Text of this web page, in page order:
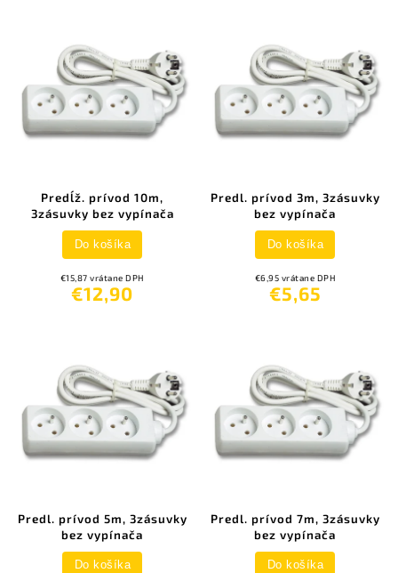
Predĺž. prívod 10m,
3zásuvky bez vypínača
€15,87 vrátane DPH
€12,90
Do košíka
Predl. prívod 3m, 3zásuvky
bez vypínača
€6,95 vrátane DPH
€5,65
Do košíka
Predl. prívod 5m, 3zásuvky
bez vypínača
Do košíka
Predl. prívod 7m, 3zásuvky
bez vypínača
Do košíka